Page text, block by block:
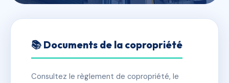
3 PLACE AUGUSTE
METIVIER
📍 3 pl auguste metivier 75020 Paris
📚 Documents de la copropriété
Consultez le règlement de copropriété, le